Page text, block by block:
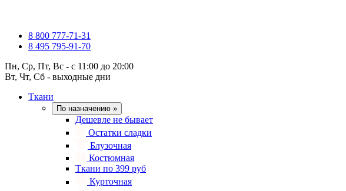
8 800 777-71-31
8 495 795-91-70
Пн, Ср, Пт, Вс - с 11:00 до 20:00
Вт, Чт, Сб - выходные дни
Ткани
По назначению »
Дешевле не бывает
Остатки сладки
Блузочная
Костюмная
Ткани по 399 руб
Курточная